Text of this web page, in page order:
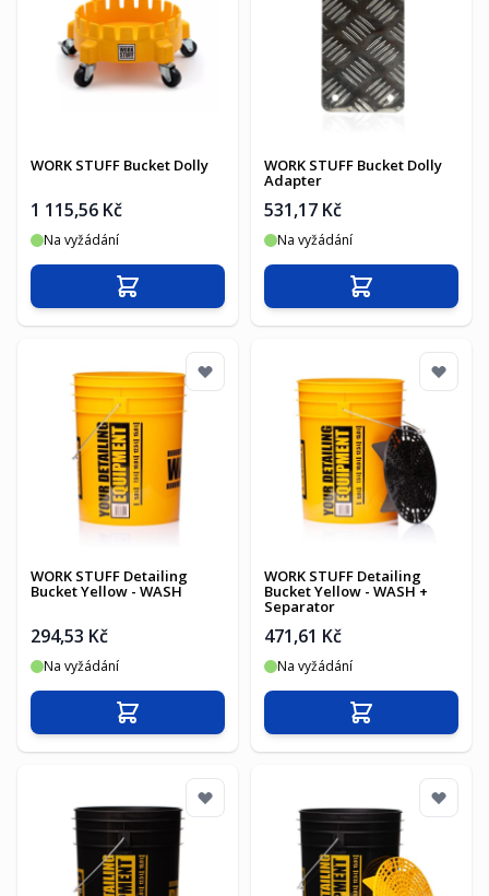
WORK STUFF Bucket Dolly
1 115,56 Kč
Na vyžádání
Přidat do košíku
WORK STUFF Bucket Dolly
Adapter
531,17 Kč
Na vyžádání
Přidat do košíku
WORK STUFF Detailing
Bucket Yellow - WASH
294,53 Kč
Na vyžádání
Přidat do košíku
WORK STUFF Detailing
Bucket Yellow - WASH +
Separator
471,61 Kč
Na vyžádání
Přidat do košíku